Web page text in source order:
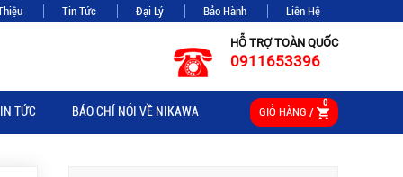
Tin Tức Đại Lý Bảo Hành Liên Hệ
HỖ TRỢ TOÀN QUỐC
0911653396
TỨC BÁO CHÍ NÓI VỀ NIKAWA GIỎ HÀNG /
0